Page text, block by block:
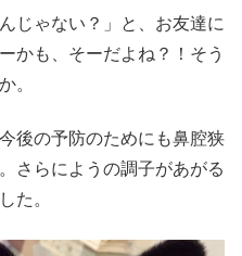
じゃない？」と、お友達に
かも、そーだよね？！そう
。
後の予防のためにも鼻腔狭
さらにようの調子があがる
た。